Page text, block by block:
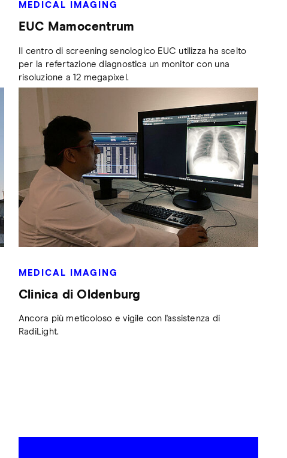
MEDICAL IMAGING
EUC Mamocentrum
Il centro di screening senologico EUC utilizza ha scelto
per la refertazione diagnostica un monitor con una
risoluzione a 12 megapixel.
MEDICAL IMAGING
Clinica di Oldenburg
Ancora più meticoloso e vigile con l'assistenza di
RadiLight.